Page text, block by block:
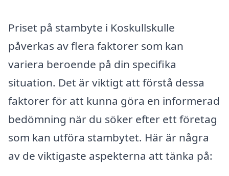
Priset på stambyte i Koskullskulle
påverkas av flera faktorer som kan
variera beroende på din specifika
situation. Det är viktigt att förstå dessa
faktorer för att kunna göra en informerad
bedömning när du söker efter ett företag
som kan utföra stambytet. Här är några
av de viktigaste aspekterna att tänka på: